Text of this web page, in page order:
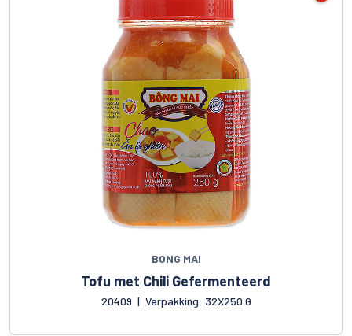
BONG MAI
Tofu met Chili Gefermenteerd
20409 | Verpakking: 32X250 G